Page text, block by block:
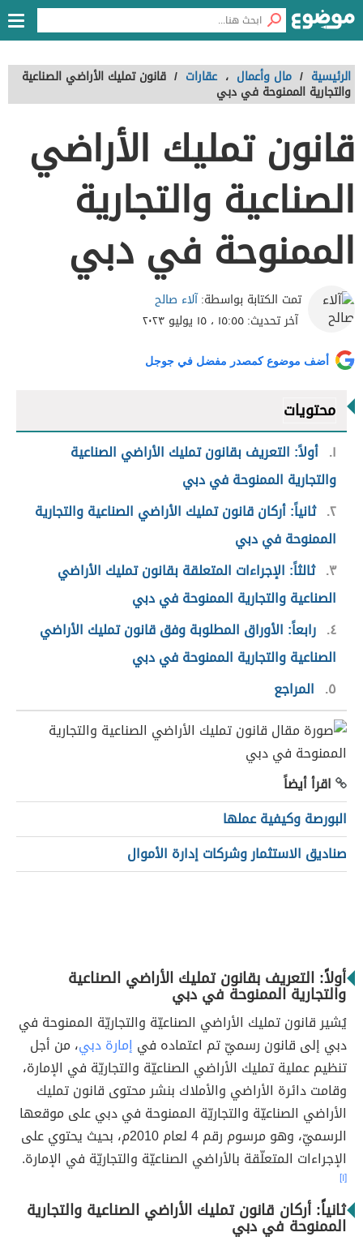
الرئيسية / مال وأعمال ، عقارات / قانون تمليك الأراضي الصناعية
والتجارية الممنوحة في دبي
قانون تمليك الأراضي
الصناعية والتجارية
الممنوحة في دبي
تمت الكتابة بواسطة:آلاء صالح
آخر تحديث:١٥:٥٥ ، ١٥ يوليو ٢٠٢٣
أضف موضوع كمصدر مفضل في جوجل
محتويات
١ أولاً: التعريف بقانون تمليك الأراضي الصناعية
والتجارية الممنوحة في دبي
٢ ثانياً: أركان قانون تمليك الأراضي الصناعية والتجارية
الممنوحة في دبي
٣ ثالثاً: الإجراءات المتعلقة بقانون تمليك الأراضي
الصناعية والتجارية الممنوحة في دبي
٤ رابعاً: الأوراق المطلوبة وفق قانون تمليك الأراضي
الصناعية والتجارية الممنوحة في دبي
٥
المراجع
اقرأ أيضاً
البورصة وكيفية عملها
صناديق الاستثمار وشركات إدارة الأموال
أولاً: التعريف بقانون تمليك الأراضي الصناعية
والتجارية الممنوحة في دبي
يُشير قانون تمليك الأراضي الصناعيّة والتجاريّة الممنوحة في
دبي إلى قانون رسميّ تم اعتماده في إمارة دبي، من أجل
تنظيم عملية تمليك الأراضي الصناعيّة والتجاريّة في الإمارة،
وقامت دائرة الأراضي والأملاك بنشر محتوى قانون تمليك
الأراضي الصناعيّة والتجاريّة الممنوحة في دبي على موقعها
الرسميّ، وهو مرسوم رقم 4 لعام 2010م، بحيث يحتوي على
الإجراءات المتعلّقة بالأراضي الصناعيّة والتجاريّة في الإمارة.
[١]
ثانياً: أركان قانون تمليك الأراضي الصناعية والتجارية
الممنوحة في دبي